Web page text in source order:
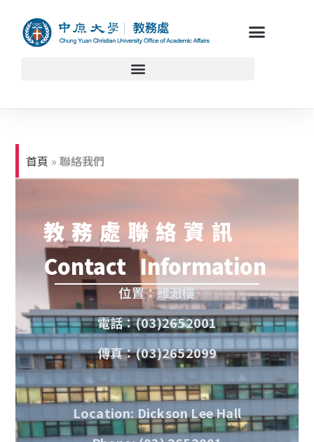
首頁 »聯絡我們
教務處聯絡資訊
Contact Information
位置：維澈樓
電話：(03)2652001
傳真：(03)2652099
Location: Dickson Lee Hall